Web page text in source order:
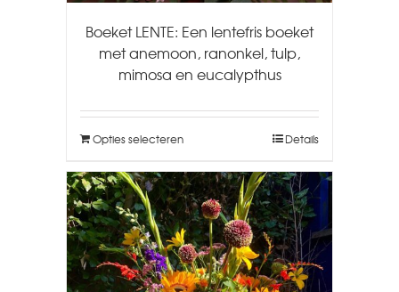
Boeket LENTE: Een lentefris boeket
met anemoon, ranonkel, tulp,
mimosa en eucalypthus
Opties selecteren Details